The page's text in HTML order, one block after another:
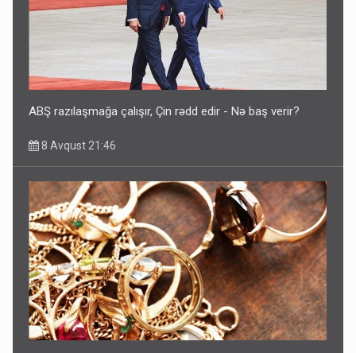
ABŞ razılaşmağa çalışır, Çin rədd edir - Nə baş verir?
8 Avqust 21:46